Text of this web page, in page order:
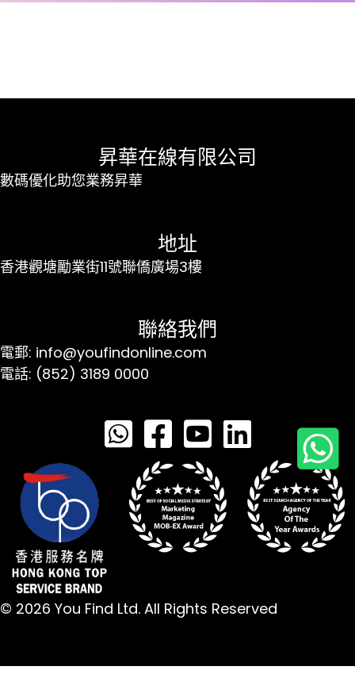
昇華在線有限公司
數碼優化助您業務昇華
地址
香港觀塘勵業街11號聯僑廣場3樓
聯絡我們
電郵: info@youfindonline.com
電話: (852) 3189 0000
© 2026 You Find Ltd. All Rights Reserved